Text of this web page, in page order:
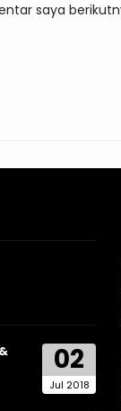
saya
02
Jul 2018